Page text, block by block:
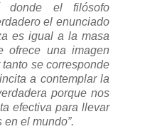
donde el filósofo
el enunciado
es igual a la masa
ofrece una imagen
se corresponde
a contemplar la
porque nos
efectiva para llevar
el mundo”.